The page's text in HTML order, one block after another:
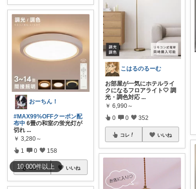
10,000件以上
おーちん！
#MAX99%OFFクーポン配
布中 6畳の和室の蛍光灯が
切れ ...
￥ 3,280～
1 0 158
コレ いいね
こはるのるーむ
お部屋が一気にホテルライ
クになるフロアライト🤍 調
光・調色対応 ...
￥ 6,990～
0 0 352
コレ いいね